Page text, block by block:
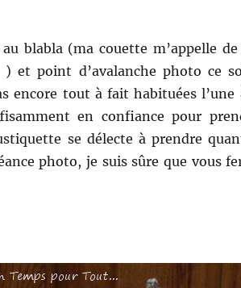
blabla (ma couette m’appelle
) et point d’avalanche photo ce
encore tout à fait habituées l’une
en confiance pour
se délecte à prendre
photo, je suis sûre que vous